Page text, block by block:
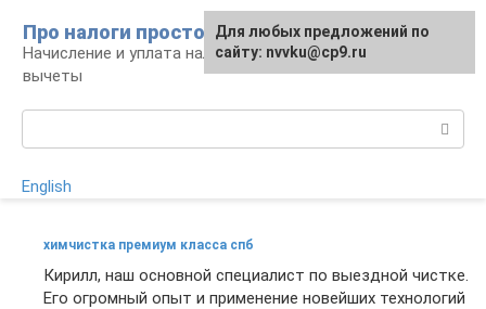
контенту
Про налоги просто
Начисление и уплата налогов, налоговые
вычеты
English
химчистка премиум класса спб
Кирилл, наш основной специалист по выездной чистке.
Его огромный опыт и применение новейших технологий
Для любых предложений по
сайту: nvvku@cp9.ru